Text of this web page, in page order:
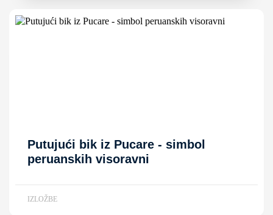
Putujući bik iz Pucare - simbol
peruanskih visoravni
IZLOŽBE